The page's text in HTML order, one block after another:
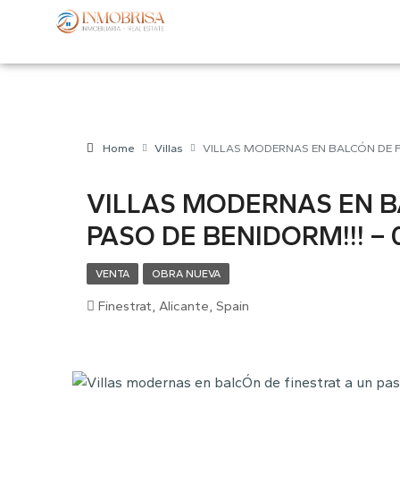
Home Villas VILLAS MODERNAS EN BALCÓN DE
VILLAS MODERNAS EN
PASO DE BENIDORM!!! –
VENTA OBRA NUEVA
Finestrat, Alicante, Spain